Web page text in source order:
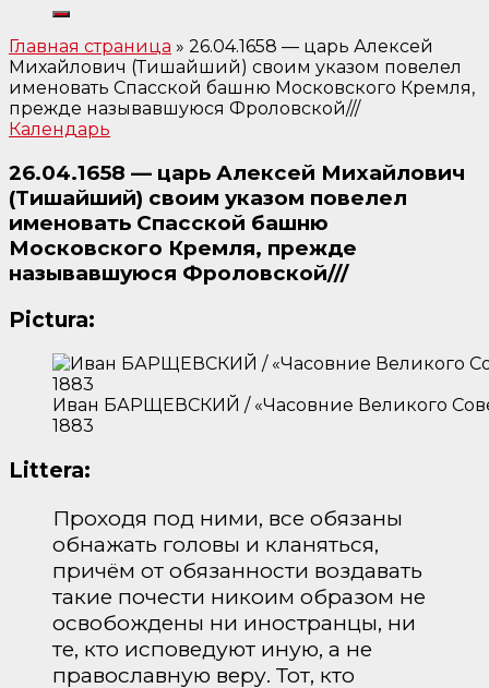
Главная страница » 26.04.1658 — царь Алексей
Михайлович (Тишайший) своим указом повелел
именовать Спасской башню Московского Кремля,
прежде называвшуюся Фроловской///
Календарь
26.04.1658 — царь Алексей Михайлович
(Тишайший) своим указом повелел
именовать Спасской башню
Московского Кремля, прежде
называвшуюся Фроловской///
Pictura:
Иван БАРЩЕВСКИЙ / «Часовние Великого
1883
Littera:
Проходя под ними, все обязаны
обнажать головы и кланяться,
причём от обязанности воздавать
такие почести никоим образом не
освобождены ни иностранцы, ни
те, кто исповедуют иную, а не
православную веру. Тот, кто